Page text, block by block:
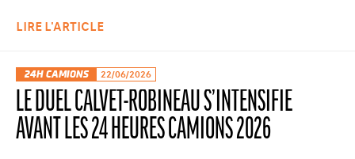
LIRE L'ARTICLE
24H CAMIONS 22/06/2026
LE DUEL CALVET-ROBINEAU S’INTENSIFIE
AVANT LES 24 HEURES CAMIONS 2026